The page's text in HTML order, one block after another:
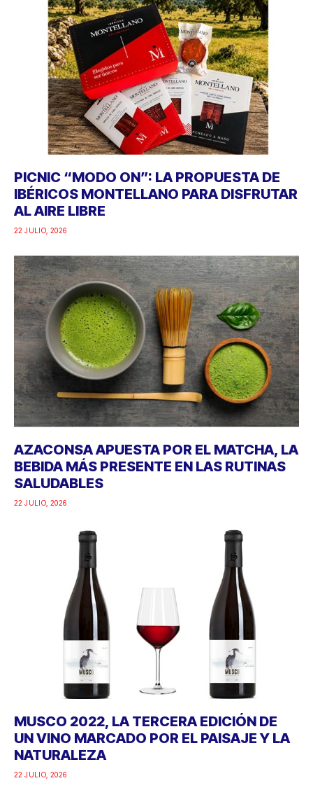
PICNIC “MODO ON”: LA PROPUESTA DE
IBÉRICOS MONTELLANO PARA DISFRUTAR
AL AIRE LIBRE
22 JULIO, 2026
AZACONSA APUESTA POR EL MATCHA, LA
BEBIDA MÁS PRESENTE EN LAS RUTINAS
SALUDABLES
22 JULIO, 2026
MUSCO 2022, LA TERCERA EDICIÓN DE
UN VINO MARCADO POR EL PAISAJE Y LA
NATURALEZA
22 JULIO, 2026